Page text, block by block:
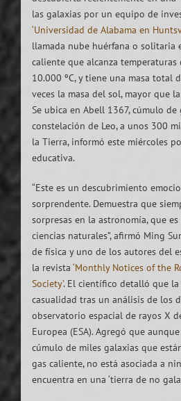
las galaxias por un equipo de
‘Universidad de Alabama en
llamada nube huérfana o solitaria
caliente que alcanza
10.000 ºC, y tiene una masa total
veces la masa del sol, mayor que
Se ubica en Abell 1367, cúmulo de
constelación de Leo, a unos 300
la Tierra, informó este miércoles
educativa.
“Este es un descubrimiento
sorprendente. Demuestra que
sorpresas en la astronomía, que
ciencias naturales”, afirmó Ming
de física y uno de los autores del
la revista ‘Monthly Notices of the
Society’. El científico detalló que
casualidad tras un análisis de los
observatorio espacial de rayos X
Europea (ESA). Agregó que
cúmulo de miles galaxias que
gas caliente, no está asociada a
encuentra en una ‘tierra de no